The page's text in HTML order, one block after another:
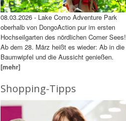
08.03.2026 - Lake Como Adventure Park
oberhalb von DongoAction pur im ersten
Hochseilgarten des nördlichen Comer Sees!
Ab dem 28. März heißt es wieder: Ab in die
Baumwipfel und die Aussicht genießen.
[mehr]
Shopping-Tipps